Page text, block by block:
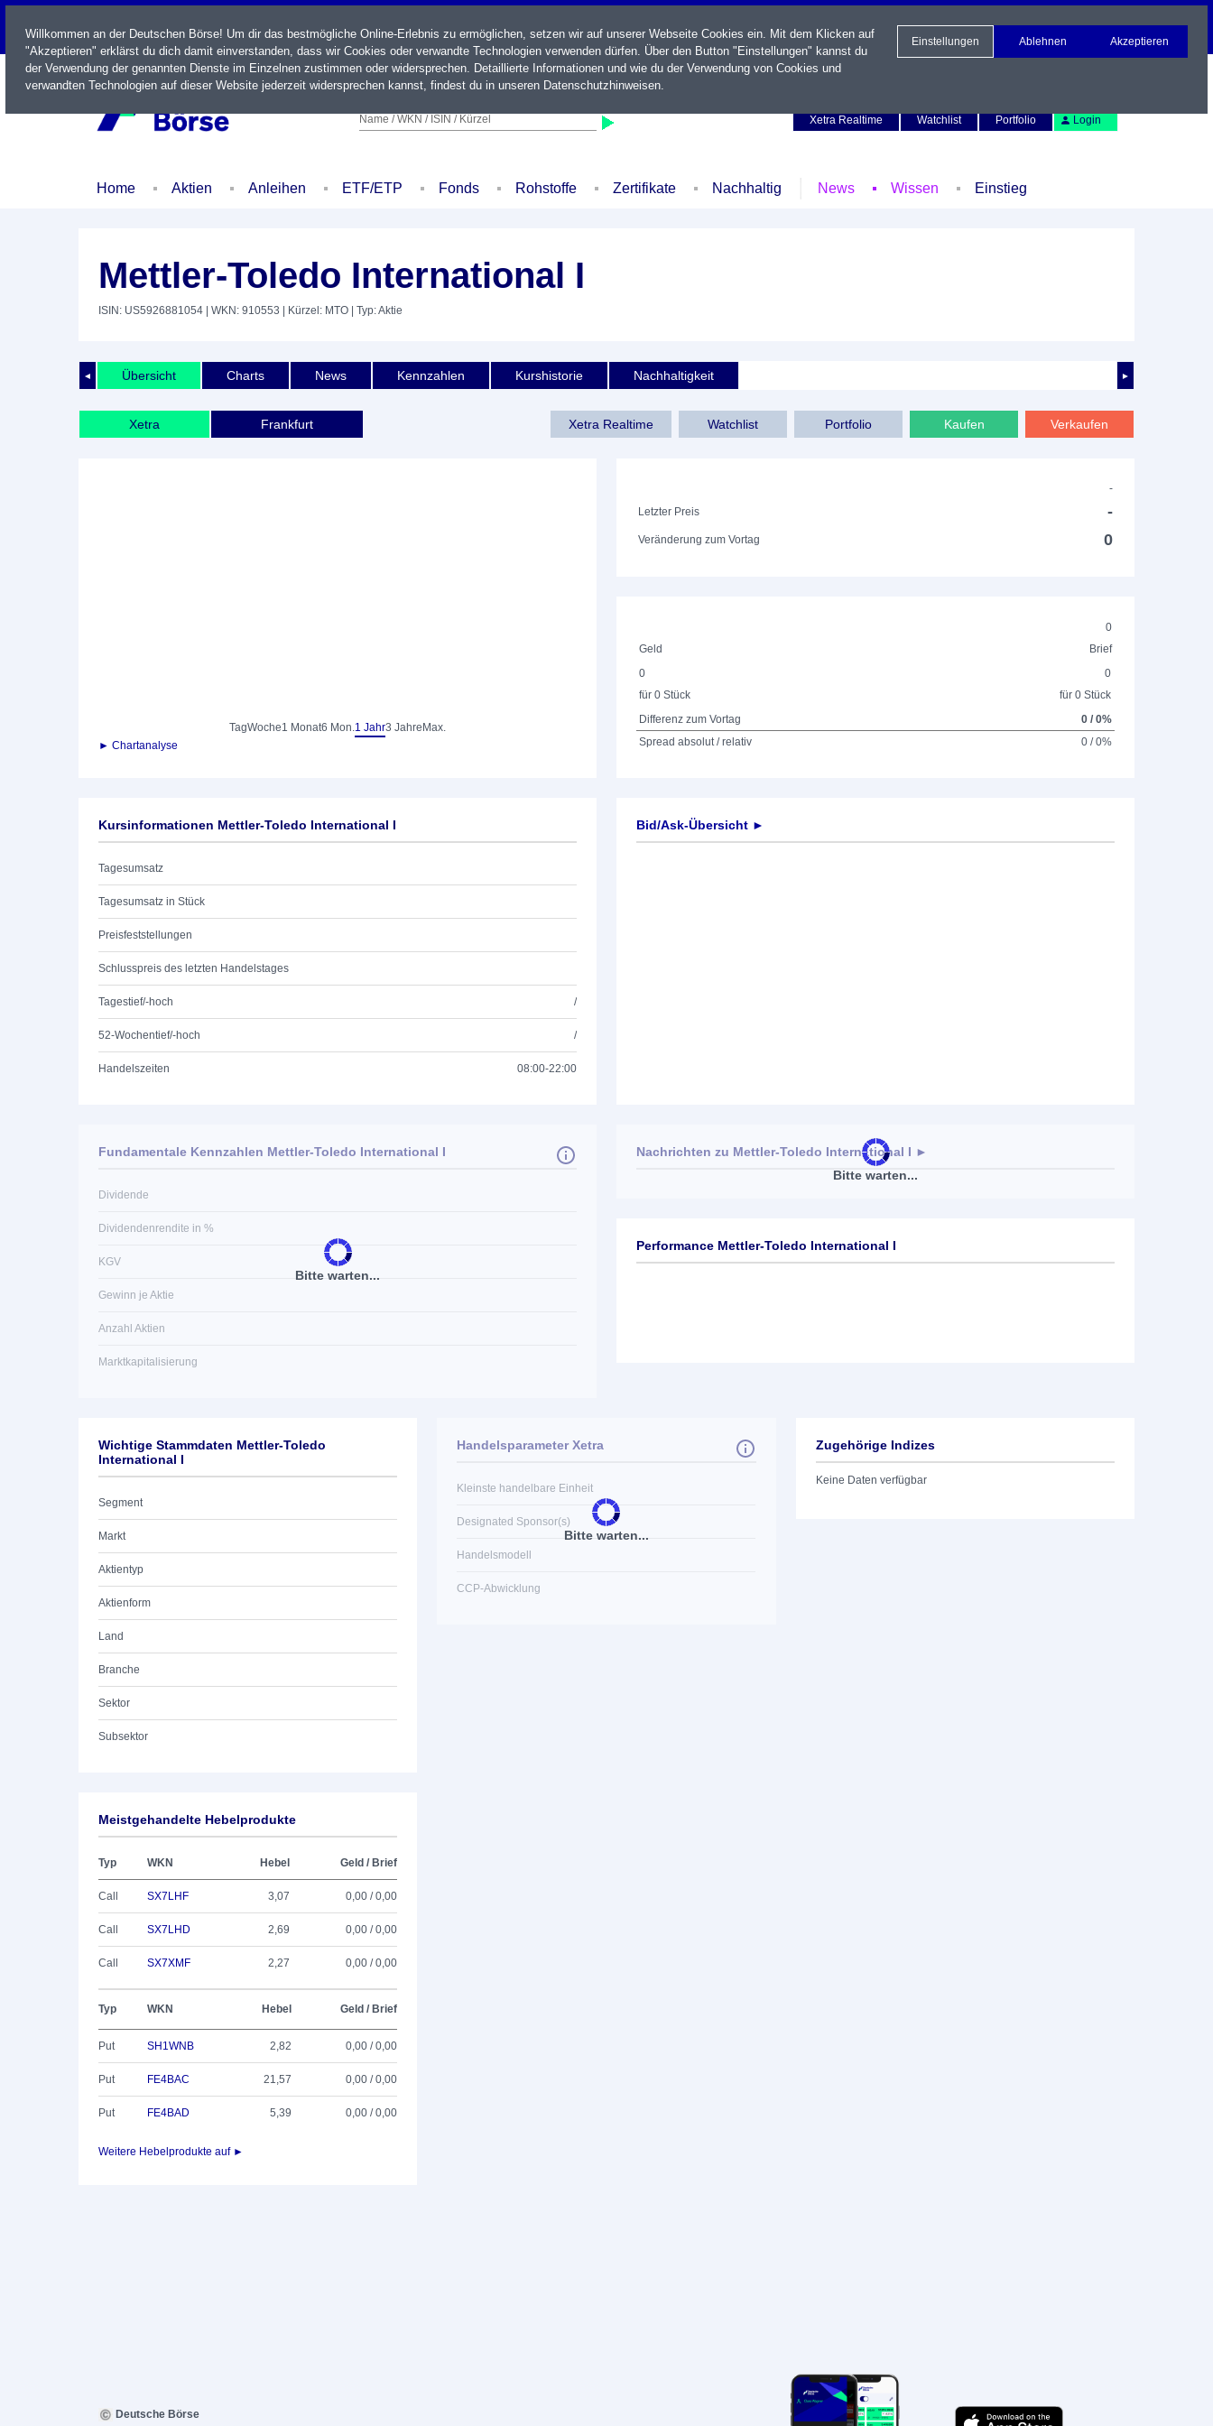
LIVE
Name / WKN / ISIN / Kürzel
Xetra Realtime
Watchlist Portfolio Login
Home Aktien Anleihen ETF/ETP Fonds Rohstoffe Zertifikate Nachhaltig News Wissen Einstieg
Mettler-Toledo International I
ISIN: US5926881054 | WKN: 910553 | Kürzel: MTO | Typ: Aktie
◄ ►
Übersicht Charts News Kennzahlen Kurshistorie Nachhaltigkeit
Xetra Frankfurt Xetra Realtime Watchlist Portfolio Kaufen Verkaufen
TagWoche1 Monat6 Mon.1 Jahr3 Jahre Max.
► Chartanalyse
-
Letzter Preis
-
Veränderung zum Vortag 0
0
Geld
Brief
0
für 0 Stück
0
für 0 Stück
Differenz zum Vortag
0 / 0%
Spread absolut / relativ
0 / 0%
Kursinformationen Mettler-Toledo International I
Tagesumsatz
Tagesumsatz in Stück
Preisfeststellungen
Schlusspreis des letzten Handelstages
Tagestief/-hoch /
52-Wochentief/-hoch /
Handelszeiten 08:00-22:00
Bid/Ask-Übersicht ►
Bitte warten...
Fundamentale Kennzahlen Mettler-Toledo International I
Dividende
Dividendenrendite in %
KGV
Gewinn je Aktie
Anzahl Aktien
Marktkapitalisierung
Bitte warten...
Nachrichten zu Mettler-Toledo International I ►
Performance Mettler-Toledo International I
Wichtige Stammdaten Mettler-Toledo
International I
Segment
Markt
Aktientyp
Aktienform
Land
Branche
Sektor
Subsektor
Bitte warten...
Handelsparameter Xetra
Kleinste handelbare Einheit
Designated Sponsor(s)
Handelsmodell
CCP-Abwicklung
Zugehörige Indizes
Keine Daten verfügbar
Meistgehandelte Hebelprodukte
Typ WKN Hebel Geld / Brief
Call SX7LHF 3,07 0,00 / 0,00
Call SX7LHD 2,69 0,00 / 0,00
Call SX7XMF 2,27 0,00 / 0,00
Typ WKN Hebel Geld / Brief
Put SH1WNB 2,82 0,00 / 0,00
Put FE4BAC 21,57 0,00 / 0,00
Put FE4BAD 5,39 0,00 / 0,00
Weitere Hebelprodukte auf ►
Willkommen an der Deutschen Börse! Um dir das bestmögliche Online-Erlebnis zu ermöglichen, setzen wir auf unserer Webseite Cookies ein. Mit dem Klicken auf
"Akzeptieren" erklärst du dich damit einverstanden, dass wir Cookies oder verwandte Technologien verwenden dürfen. Über den Button "Einstellungen" kannst du
der Verwendung der genannten Dienste im Einzelnen zustimmen oder widersprechen. Detaillierte Informationen und wie du der Verwendung von Cookies und
verwandten Technologien auf dieser Website jederzeit widersprechen kannst, findest du in unseren Datenschutzhinweisen.
Einstellungen Ablehnen Akzeptieren
Deutsche Börse